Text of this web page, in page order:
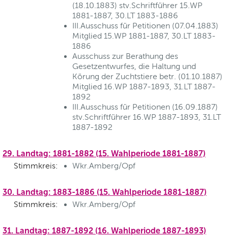
(18.10.1883) stv.Schriftführer 15.WP
1881-1887, 30.LT 1883-1886
III.Ausschuss für Petitionen (07.04.1883)
Mitglied 15.WP 1881-1887, 30.LT 1883-
1886
Ausschuss zur Berathung des
Gesetzentwurfes, die Haltung und
Körung der Zuchtstiere betr. (01.10.1887)
Mitglied 16.WP 1887-1893, 31.LT 1887-
1892
III.Ausschuss für Petitionen (16.09.1887)
stv.Schriftführer 16.WP 1887-1893, 31.LT
1887-1892
29. Landtag: 1881-1882 (15. Wahlperiode 1881-1887)
Stimmkreis: Wkr.Amberg/Opf
30. Landtag: 1883-1886 (15. Wahlperiode 1881-1887)
Stimmkreis: Wkr.Amberg/Opf
31. Landtag: 1887-1892 (16. Wahlperiode 1887-1893)